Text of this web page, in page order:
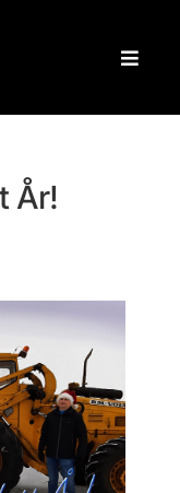
År!